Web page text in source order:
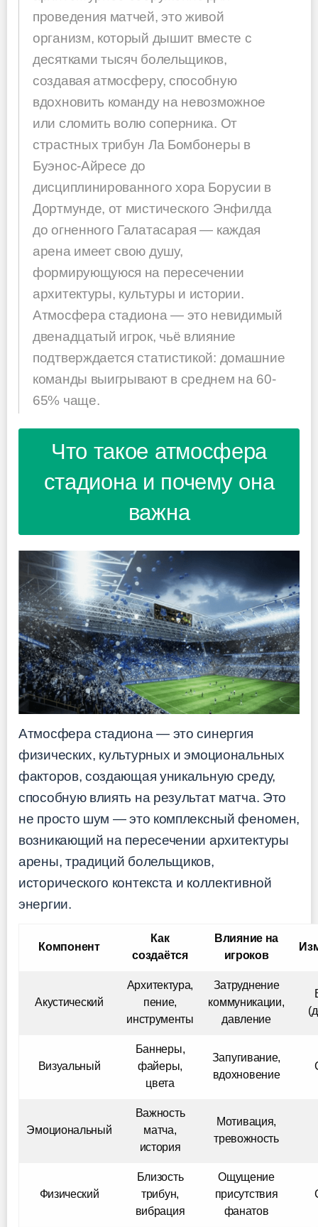
проведения матчей, это живой
организм, который дышит вместе с
десятками тысяч болельщиков,
создавая атмосферу, способную
вдохновить команду на невозможное
или сломить волю соперника. От
страстных трибун Ла Бомбонеры в
Буэнос-Айресе до
дисциплинированного хора Борусии в
Дортмунде, от мистического Энфилда
до огненного Галатасарая — каждая
арена имеет свою душу,
формирующуюся на пересечении
архитектуры, культуры и истории.
Атмосфера стадиона — это невидимый
двенадцатый игрок, чьё влияние
подтверждается статистикой: домашние
команды выигрывают в среднем на 60-
65% чаще.
Что такое атмосфера
стадиона и почему она
важна
Атмосфера стадиона — это синергия
физических, культурных и эмоциональных
факторов, создающая уникальную среду,
способную влиять на результат матча. Это
не просто шум — это комплексный феномен,
возникающий на пересечении архитектуры
арены, традиций болельщиков,
исторического контекста и коллективной
энергии.
Компонент
Как
создаётся
Влияние на
игроков
Акустический
Архитектура,
пение,
инструменты
Затруднение
коммуникации,
давление
Визуальный
Баннеры,
файеры,
цвета
Запугивание,
вдохновение
Эмоциональный
Важность
матча,
история
Мотивация,
тревожность
Физический
Близость
трибун,
вибрация
Ощущение
присутствия
фанатов